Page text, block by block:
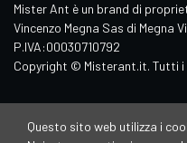
Mister Ant è un brand di
Vincenzo Megna Sas di Megna
P.IVA:00030710792
Copyright © Misterant.it. Tutti
Questo sito web utilizza i